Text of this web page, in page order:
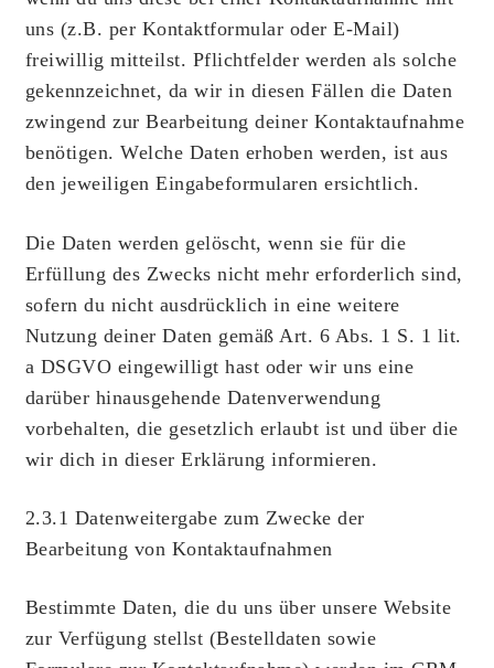
uns (z.B. per Kontaktformular oder E-Mail)
freiwillig mitteilst. Pflichtfelder werden als solche
gekennzeichnet, da wir in diesen Fällen die Daten
zwingend zur Bearbeitung deiner Kontaktaufnahme
benötigen. Welche Daten erhoben werden, ist aus
den jeweiligen Eingabeformularen ersichtlich.
Die Daten werden gelöscht, wenn sie für die
Erfüllung des Zwecks nicht mehr erforderlich sind,
sofern du nicht ausdrücklich in eine weitere
Nutzung deiner Daten gemäß Art. 6 Abs. 1 S. 1 lit.
a DSGVO eingewilligt hast oder wir uns eine
darüber hinausgehende Datenverwendung
vorbehalten, die gesetzlich erlaubt ist und über die
wir dich in dieser Erklärung informieren.
2.3.1 Datenweitergabe zum Zwecke der
Bearbeitung von Kontaktaufnahmen
Bestimmte Daten, die du uns über unsere Website
zur Verfügung stellst (Bestelldaten sowie